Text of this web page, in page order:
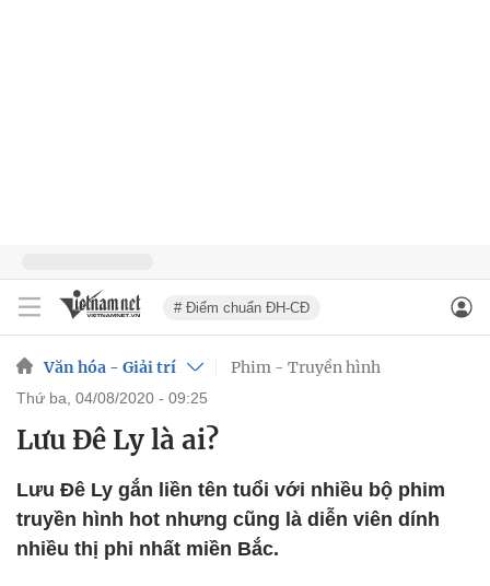
# Điểm chuẩn ĐH-CĐ
Văn hóa - Giải trí Phim - Truyền hình
thứ ba, 04/08/2020 - 09:25
Lưu Đê Ly là ai?
Lưu Đê Ly gắn liền tên tuổi với nhiều bộ phim
truyền hình hot nhưng cũng là diễn viên dính
nhiều thị phi nhất miền Bắc.